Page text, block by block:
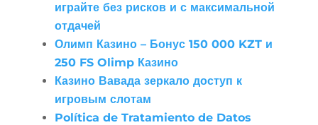
играйте без рисков и с максимальной
отдачей
Олимп Казино – Бонус 150 000 KZT и
250 FS Olimp Казино
Казино Вавада зеркало доступ к
игровым слотам
Política de Tratamiento de Datos